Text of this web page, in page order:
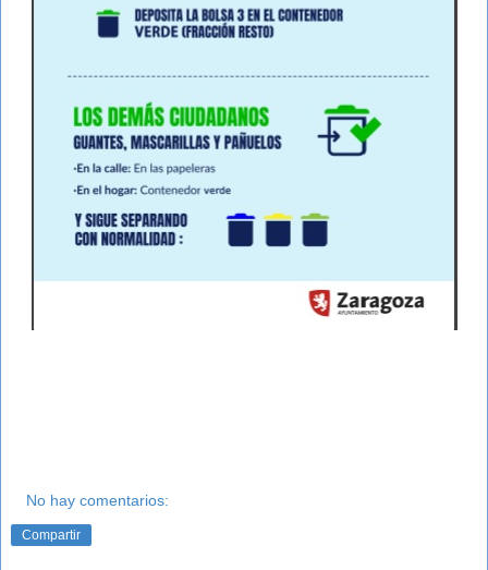
No hay comentarios:
Compartir